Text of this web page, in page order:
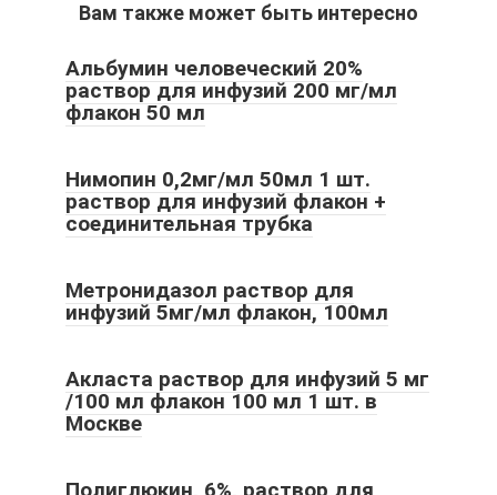
Вам также может быть интересно
Альбумин человеческий 20%
раствор для инфузий 200 мг/мл
флакон 50 мл
Нимопин 0,2мг/мл 50мл 1 шт.
раствор для инфузий флакон +
соединительная трубка
Метронидазол раствор для
инфузий 5мг/мл флакон, 100мл
Акласта раствор для инфузий 5 мг
/100 мл флакон 100 мл 1 шт. в
Москве